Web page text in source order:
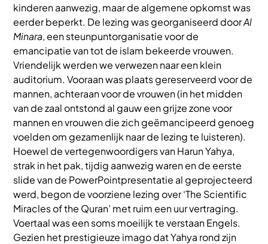
kinderen aanwezig, maar de algemene opkomst was
eerder beperkt. De lezing was georganiseerd doorAl
Minara, een steunpuntorganisatie voor de
emancipatie van tot de islam bekeerde vrouwen.
Vriendelijk werden we verwezen naar een klein
auditorium. Vooraan was plaats gereserveerd voor de
mannen, achteraan voor de vrouwen (in het midden
van de zaal ontstond al gauw een grijze zone voor
mannen en vrouwen die zich geëmancipeerd genoeg
voelden om gezamenlijk naar de lezing te luisteren).
Hoewel de vertegenwoordigers van Harun Yahya,
strak in het pak, tijdig aanwezig waren en de eerste
slide van de PowerPointpresentatie al geprojecteerd
werd, begon de voorziene lezing over ‘The Scientific
Miracles of the Quran’ met ruim een uur vertraging.
Voertaal was een soms moeilijk te verstaan Engels.
Gezien het prestigieuze imago dat Yahya rond zijn